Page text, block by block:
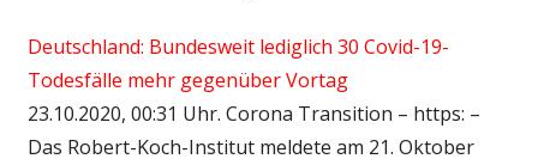
Deutschland: Bundesweit lediglich 30 Covid-19-
Todesfälle mehr gegenüber Vortag
23.10.2020, 00:31 Uhr. Corona Transition – https: –
Das Robert-Koch-Institut meldete am 21. Oktober